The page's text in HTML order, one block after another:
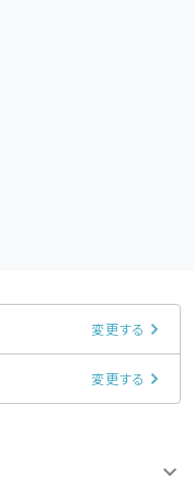
変更する
変更する